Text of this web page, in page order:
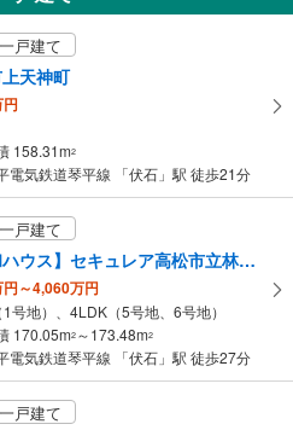
戸建て
天神町
158.31m2
電気鉄道琴平線 「伏石」駅 徒歩21分
戸建て
【大和ハウス】セキュレア高松市立林小学校北（分譲住宅）
～4,060万円
号地）、4LDK（5号地、6号地）
170.05m2 ～173.48m2
電気鉄道琴平線 「伏石」駅 徒歩27分
戸建て